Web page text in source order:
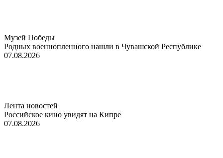
Музей Победы
Родных военнопленного нашли в Чувашской Республике
07.08.2026
Лента новостей
Российское кино увидят на Кипре
07.08.2026